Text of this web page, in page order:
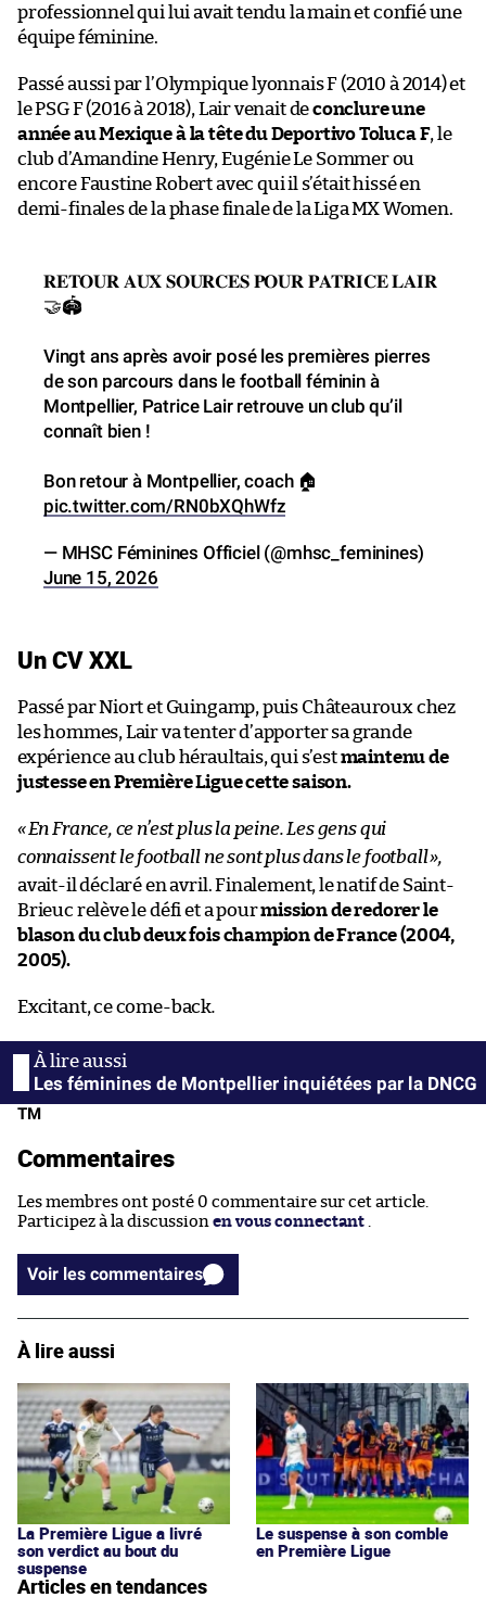
professionnel qui lui avait tendu la main et confié une
équipe féminine.
Passé aussi par l’Olympique lyonnais F (2010 à 2014) et
le PSG F (2016 à 2018), Lair venait deconclure une
année au Mexique à la tête du Deportivo Toluca F, le
club d’Amandine Henry, Eugénie Le Sommer ou
encore Faustine Robert avec qui il s’était hissé en
demi-finales de la phase finale de la Liga MX Women.
𝐑𝐄𝐓𝐎𝐔𝐑 𝐀𝐔𝐗 𝐒𝐎𝐔𝐑𝐂𝐄𝐒 𝐏𝐎𝐔𝐑 𝐏𝐀𝐓𝐑𝐈𝐂𝐄 𝐋𝐀𝐈𝐑
🤝🏟️
Vingt ans après avoir posé les premières pierres
de son parcours dans le football féminin à
Montpellier, Patrice Lair retrouve un club qu’il
connaît bien !
Bon retour à Montpellier, coach 🏠
pic.twitter.com/RN0bXQhWfz
— MHSC Féminines Officiel (@mhsc_feminines)
June 15, 2026
Un CV XXL
Passé par Niort et Guingamp, puis Châteauroux chez
les hommes, Lair va tenter d’apporter sa grande
expérience au club héraultais, qui s’estmaintenu de
justesse en Première Ligue cette saison.
«En France, ce n’est plus la peine. Les gens qui
connaissent le football ne sont plus dans le football»,
avait-il déclaré en avril. Finalement, le natif de Saint-
Brieuc relève le défi et a pourmission de redorer le
blason du club deux fois champion de France (2004,
2005).
Excitant, ce come-back.
Les féminines de Montpellier inquiétées par la DNCG
TM
Commentaires
Les membres ont posté 0 commentaire sur cet article.
Participez à la discussion en vous connectant
Voir les commentaires
À lire aussi
La Première Ligue a livré
son verdict au bout du
suspense
Le suspense à son comble
en Première Ligue
Articles en tendances